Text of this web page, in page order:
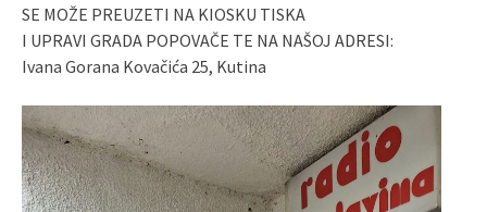
SE MOŽE PREUZETI NA KIOSKU TISKA
I UPRAVI GRADA POPOVAČE TE NA NAŠOJ ADRESI:
Ivana Gorana Kovačića 25, Kutina